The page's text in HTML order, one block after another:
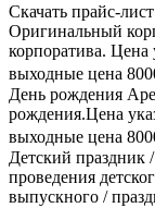
Скачать прайс-
Оригинальный
корпоратива. Цена
выходные цена
День рождения
рождения.Цена
выходные цена
Детский праздник
проведения
выпускного /